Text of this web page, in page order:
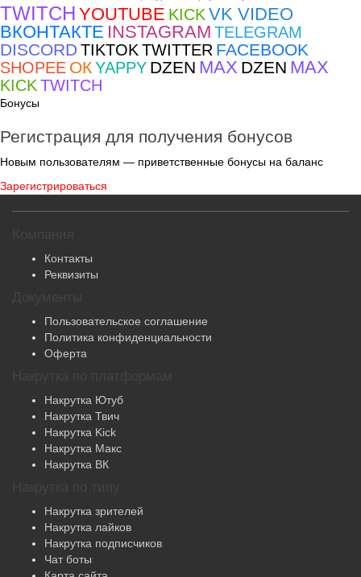
Классы, подписчики, просмотры
TWITCH YOUTUBEKICKVK VIDEO
ВКОНТАКТЕINSTAGRAM TELEGRAM
DISCORDTIKTOK TWITTER FACEBOOK
SHOPEE ОК YAPPY DZEN MAX DZEN MAX
KICK TWITCH
Бонусы
Регистрация для получения бонусов
Новым пользователям — приветственные бонусы на баланс
Зарегистрироваться
Контакты
Пользовательское соглашение
Политика конфиденциальности
Оферта
Накрутка Ютуб
Накрутка Твич
Накрутка Kick
Накрутка Макс
Накрутка ВК
Накрутка зрителей
Накрутка лайков
Накрутка подписчиков
Чат боты